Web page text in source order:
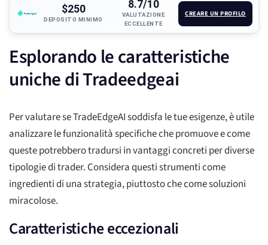
$250
DEPOSITO MINIMO
8.7/10
VALUTAZIONE
ECCELLENTE
CREARE UN PROFILO
Esplorando le caratteristiche
uniche di Tradeedgeai
Per valutare se TradeEdgeAI soddisfa le tue esigenze, è utile
analizzare le funzionalità specifiche che promuove e come
queste potrebbero tradursi in vantaggi concreti per diverse
tipologie di trader. Considera questi strumenti come
ingredienti di una strategia, piuttosto che come soluzioni
miracolose.
Caratteristiche eccezionali